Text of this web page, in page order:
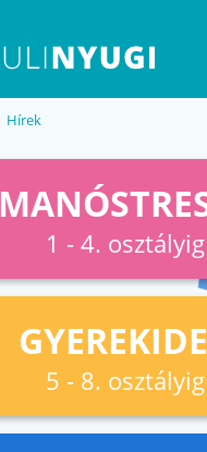
Hírek
1 - 4. osztályig
5 - 8. osztályig